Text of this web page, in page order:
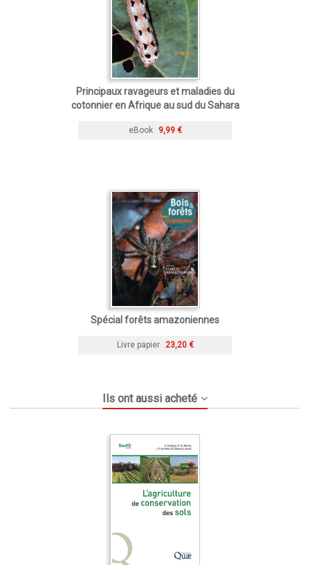
Principaux ravageurs et maladies du
cotonnier en Afrique au sud du Sahara
eBook 9,99 €
Spécial forêts amazoniennes
Livre papier 23,20 €
Ils ont aussi acheté